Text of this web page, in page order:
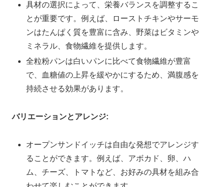
具材の選択によって、栄養バランスを調整するこ
とが重要です。例えば、ローストチキンやサーモ
ンはたんぱく質を豊富に含み、野菜はビタミンや
ミネラル、食物繊維を提供します。
全粒粉パンは白いパンに比べて食物繊維が豊富
で、血糖値の上昇を緩やかにするため、満腹感を
持続させる効果があります。
バリエーションとアレンジ:
オープンサンドイッチは自由な発想でアレンジす
ることができます。例えば、アボカド、卵、ハ
ム、チーズ、トマトなど、お好みの具材を組み合